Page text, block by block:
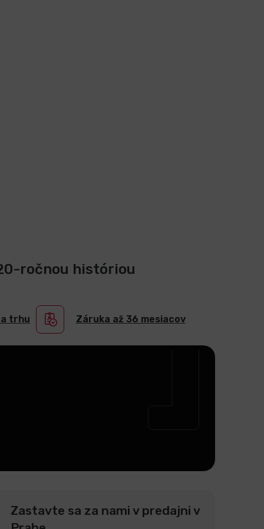
ročnou históriou
trhu Záruka až 36 mesiacov
Zastavte sa za nami v predajni v